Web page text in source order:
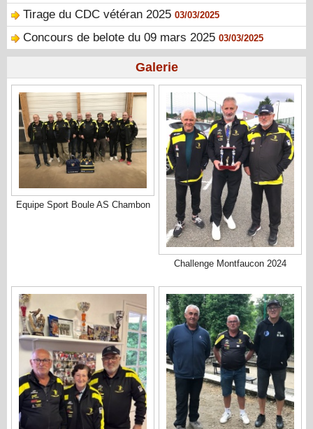
Tirage du CDC vétéran 2025 03/03/2025
Concours de belote du 09 mars 2025 03/03/2025
Galerie
Equipe Sport Boule AS Chambon
Challenge Montfaucon 2024